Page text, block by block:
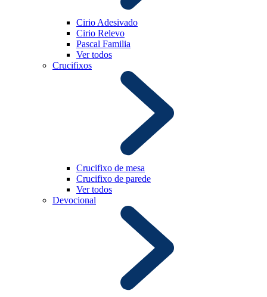
Cirio Adesivado
Cirio Relevo
Pascal Familia
Ver todos
Crucifixos
Crucifixo de mesa
Crucifixo de parede
Ver todos
Devocional